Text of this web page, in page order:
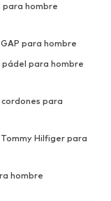
para hombre
para hombre
para hombre
para
Hilfiger para
hombre